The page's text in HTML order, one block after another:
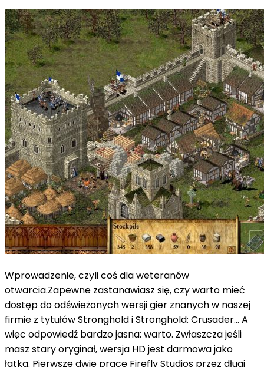
Wprowadzenie, czyli coś dla weteranów
otwarcia.Zapewne zastanawiasz się, czy warto mieć
dostęp do odświeżonych wersji gier znanych w naszej
firmie z tytułów Stronghold i Stronghold: Crusader... A
więc odpowiedź bardzo jasna: warto. Zwłaszcza jeśli
masz stary oryginał, wersja HD jest darmowa jako
łatka. Pierwsze dwie prace Firefly Studios przez długi